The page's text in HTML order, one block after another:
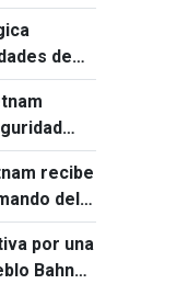
de
recibe
del
por una
Bahnar